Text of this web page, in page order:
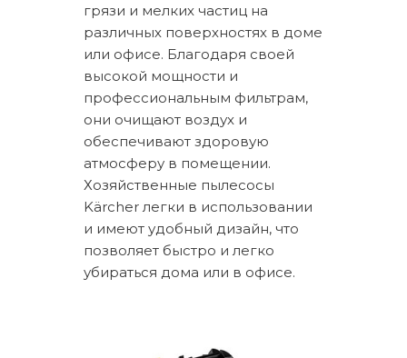
грязи и мелких частиц на
различных поверхностях в доме
или офисе. Благодаря своей
высокой мощности и
профессиональным фильтрам,
они очищают воздух и
обеспечивают здоровую
атмосферу в помещении.
Хозяйственные пылесосы
Kärcher легки в использовании
и имеют удобный дизайн, что
позволяет быстро и легко
убираться дома или в офисе.